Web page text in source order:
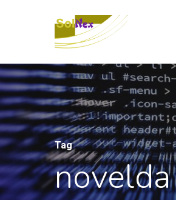
Tag